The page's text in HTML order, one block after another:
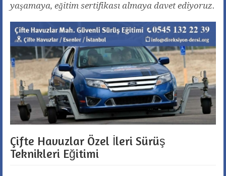
yaşamaya, eğitim sertifikası almaya davet ediyoruz.
Çifte Havuzlar Özel İleri Sürüş
Teknikleri Eğitimi